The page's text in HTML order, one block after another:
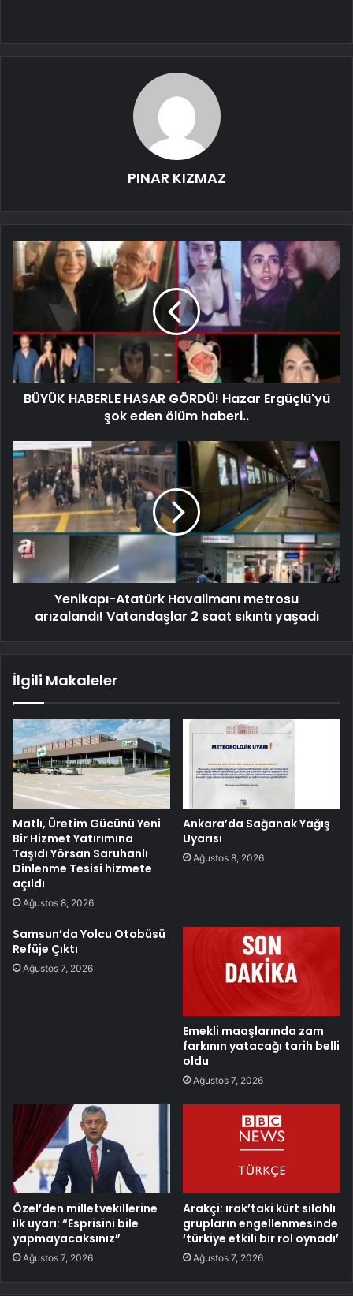
PINAR KIZMAZ
BÜYÜK HABERLE HASAR GÖRDÜ! Hazar Ergüçlü'yü
şok eden ölüm haberi..
Yenikapı-Atatürk Havalimanı metrosu
arızalandı! Vatandaşlar 2 saat sıkıntı yaşadı
İlgili Makaleler
Matlı, Üretim Gücünü Yeni
Bir Hizmet Yatırımına
Taşıdı Yörsan Saruhanlı
Dinlenme Tesisi hizmete
açıldı
Ağustos 8, 2026
Ankara’da Sağanak Yağış
Uyarısı
Ağustos 8, 2026
Samsun’da Yolcu Otobüsü
Refüje Çıktı
Ağustos 7, 2026
Emekli maaşlarında zam
farkının yatacağı tarih belli
oldu
Ağustos 7, 2026
Özel’den milletvekillerine
ilk uyarı: “Esprisini bile
yapmayacaksınız”
Ağustos 7, 2026
Arakçi: ırak’taki kürt silahlı
grupların engellenmesinde
‘türkiye etkili bir rol oynadı’
Ağustos 7, 2026